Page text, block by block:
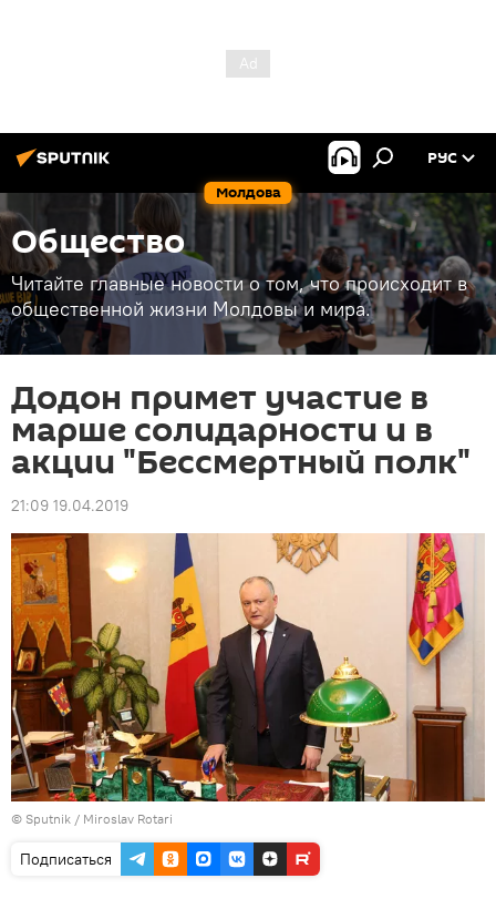
Молдова
РУС
Общество
Читайте главные новости о том, что происходит в
общественной жизни Молдовы и мира.
Додон примет участие в
марше солидарности и в
акции "Бессмертный полк"
21:09 19.04.2019
© Sputnik / Miroslav Rotari
Подписаться